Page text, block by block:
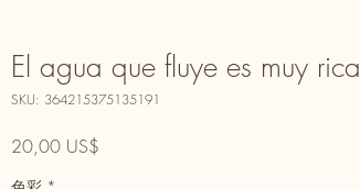
El agua que fluye es muy rica
SKU: 364215375135191
20,00 US$